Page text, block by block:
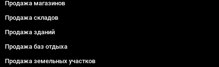
Продажа магазинов
Продажа складов
Продажа зданий
Продажа баз отдыха
Продажа земельных участков